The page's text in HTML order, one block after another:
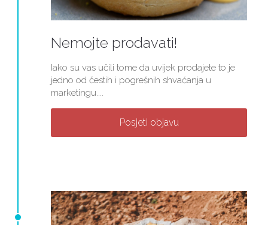
Nemojte prodavati!
Iako su vas učili tome da uvijek prodajete to je
jedno od čestih i pogrešnih shvaćanja u
marketingu....
Posjeti objavu